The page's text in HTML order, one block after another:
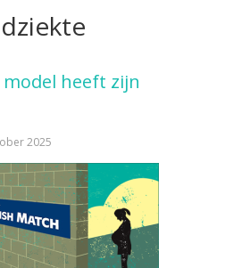
model heeft zijn
2025